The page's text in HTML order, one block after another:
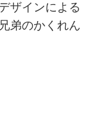
ザインによる
弟のかくれん